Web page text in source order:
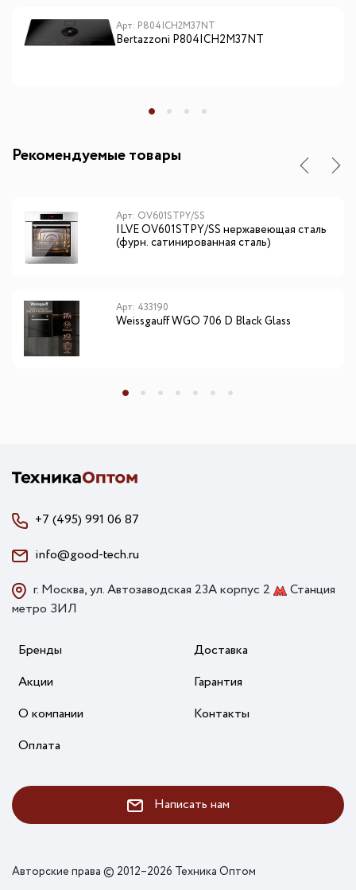
Арт: P804ICH2M37NT
Bertazzoni P804ICH2M37NT
Рекомендуемые товары
Арт: OV601STPY/SS
ILVE OV601STPY/SS нержавеющая сталь
(фурн. сатинированная сталь)
Арт: 433190
Weissgauff WGO 706 D Black Glass
+7 (495) 991 06 87
info@good-tech.ru
г. Москва, ул. Автозаводская 23А корпус 2
Станция
метро ЗИЛ
Бренды
Акции
О компании
Оплата
Доставка
Гарантия
Контакты
Написать нам
Авторские права © 2012–2026 Техника Оптом